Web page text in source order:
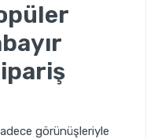
görünüşleriyle